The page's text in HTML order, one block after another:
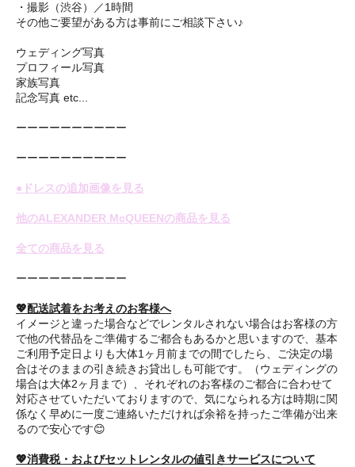
・撮影（渋谷）／1時間
その他ご要望がある方は事前にご相談下さい♪
ウェディング写真
プロフィール写真
家族写真
記念写真 etc...
ーーーーーーーーーー
ーーーーーーーーーー
●ドレスの追加画像を見る
他のALEXANDER McQUEENの商品を見る
全ての商品を見る
ーーーーーーーーーー
💖配送試着をお考えのお客様へ
イメージと違った場合などでレンタルされない場合はお客様の方
で他の代替品をご準備するご都合もあるかと思いますので、基本
ご利用予定日よりも大体1ヶ月前までの間でしたら、ご決定の場
合はそのままの引き続きお貸出しも可能です。（ウェディングの
場合は大体2ヶ月まで）、それぞれのお客様のご都合に合わせて
対応させていただいておりますので、気になられる方は時期に関
係なく早めに一度ご連絡いただければ余裕を持ったご準備が出来
るので安心です😊
💖消費税・およびセットレンタルの値引きサービスについて